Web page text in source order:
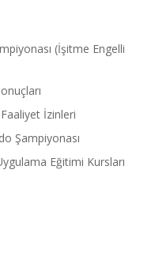
(İşitme Engelli
İzinleri
Şampiyonası
Eğitimi Kursları